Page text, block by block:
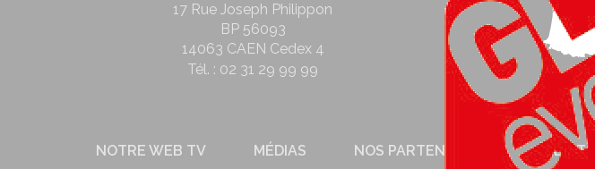
17 Rue Joseph Philippon
BP 56093
14063 CAEN Cedex 4
Tél. : 02 31 29 99 99
NOTRE WEB TV MÉDIAS NOS PARTENAIRES CRÉDITS